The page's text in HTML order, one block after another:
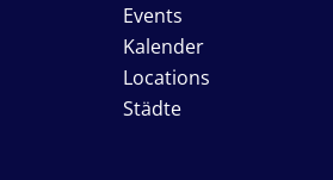
Events
Kalender
Locations
Städte